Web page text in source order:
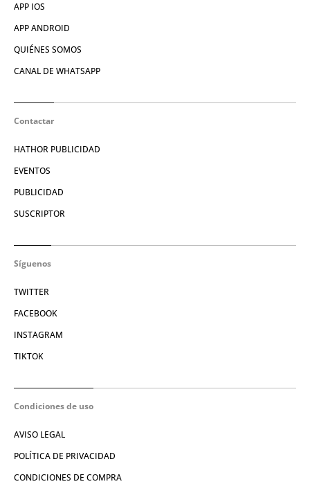
APP IOS
APP ANDROID
QUIÉNES SOMOS
CANAL DE WHATSAPP
Contactar
HATHOR PUBLICIDAD
EVENTOS
PUBLICIDAD
SUSCRIPTOR
Síguenos
TWITTER
FACEBOOK
INSTAGRAM
TIKTOK
Condiciones de uso
AVISO LEGAL
POLÍTICA DE PRIVACIDAD
CONDICIONES DE COMPRA